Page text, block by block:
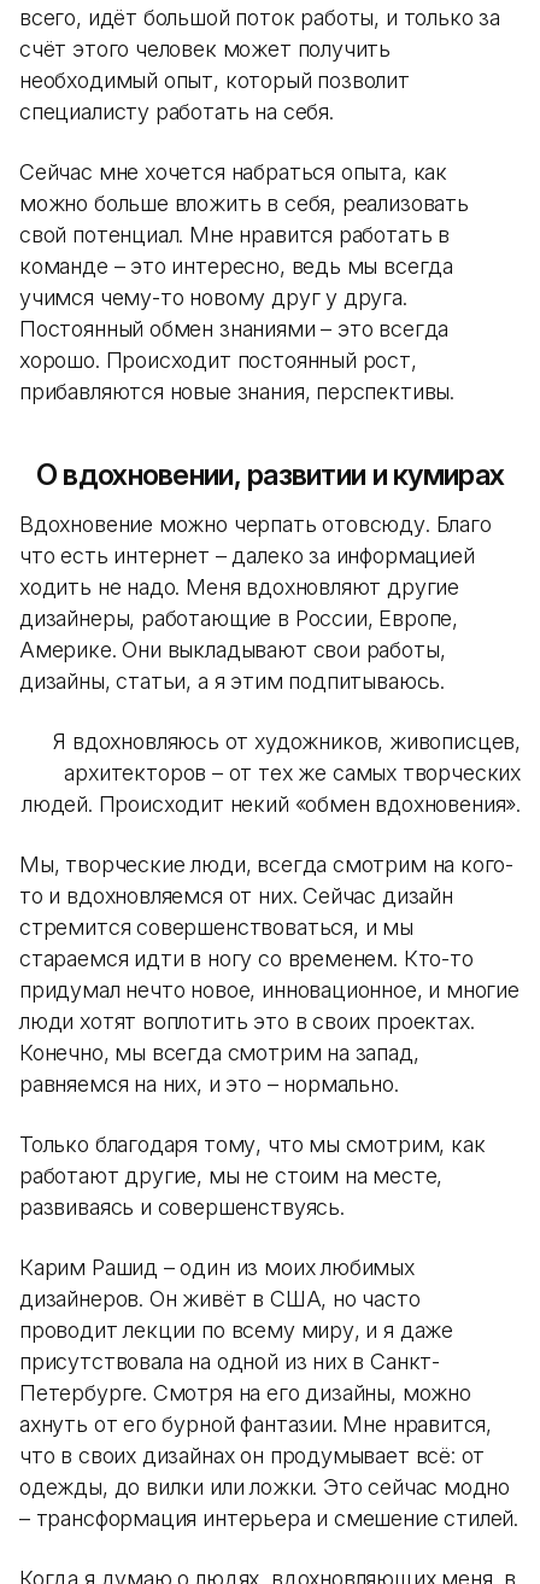
всего, идёт большой поток работы, и только за
счёт этого человек может получить
необходимый опыт, который позволит
специалисту работать на себя.
Сейчас мне хочется набраться опыта, как
можно больше вложить в себя, реализовать
свой потенциал. Мне нравится работать в
команде – это интересно, ведь мы всегда
учимся чему-то новому друг у друга.
Постоянный обмен знаниями – это всегда
хорошо. Происходит постоянный рост,
прибавляются новые знания, перспективы.
О вдохновении, развитии и кумирах
Вдохновение можно черпать отовсюду. Благо
что есть интернет – далеко за информацией
ходить не надо. Меня вдохновляют другие
дизайнеры, работающие в России, Европе,
Америке. Они выкладывают свои работы,
дизайны, статьи, а я этим подпитываюсь.
Я вдохновляюсь от художников, живописцев,
архитекторов – от тех же самых творческих
людей. Происходит некий «обмен вдохновения».
Мы, творческие люди, всегда смотрим на кого-
то и вдохновляемся от них. Сейчас дизайн
стремится совершенствоваться, и мы
стараемся идти в ногу со временем. Кто-то
придумал нечто новое, инновационное, и многие
люди хотят воплотить это в своих проектах.
Конечно, мы всегда смотрим на запад,
равняемся на них, и это – нормально.
Только благодаря тому, что мы смотрим, как
работают другие, мы не стоим на месте,
развиваясь и совершенствуясь.
Карим Рашид – один из моих любимых
дизайнеров. Он живёт в США, но часто
проводит лекции по всему миру, и я даже
присутствовала на одной из них в Санкт-
Петербурге. Смотря на его дизайны, можно
ахнуть от его бурной фантазии. Мне нравится,
что в своих дизайнах он продумывает всё: от
одежды, до вилки или ложки. Это сейчас модно
– трансформация интерьера и смешение стилей.
Когда я думаю о людях, вдохновляющих меня, в